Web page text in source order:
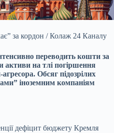
за кордон / Колаж 24 Каналу
переводить кошти за
активи на тлі погіршення
Обсяг підозрілих
іноземним компаніям
дефіцит бюджету Кремля